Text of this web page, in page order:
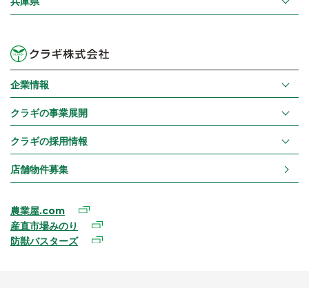
企業情報
クラギの事業展開
クラギの採用情報
店舗物件募集
農業屋.com
産直市場みのり
防獣バスターズ